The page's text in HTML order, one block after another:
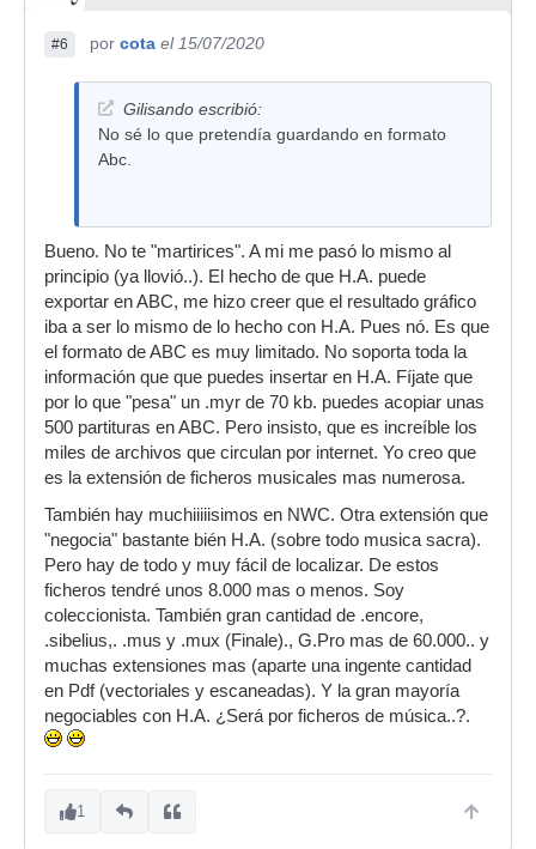
#6 por cota el 15/07/2020
Gilisando escribió:
No sé lo que pretendía guardando en formato
Abc.
Bueno. No te "martirices". A mi me pasó lo mismo al
principio (ya llovió..). El hecho de que H.A. puede
exportar en ABC, me hizo creer que el resultado gráfico
iba a ser lo mismo de lo hecho con H.A. Pues nó. Es que
el formato de ABC es muy limitado. No soporta toda la
información que que puedes insertar en H.A. Fíjate que
por lo que "pesa" un .myr de 70 kb. puedes acopiar unas
500 partituras en ABC. Pero insisto, que es increíble los
miles de archivos que circulan por internet. Yo creo que
es la extensión de ficheros musicales mas numerosa.
También hay muchiiiiisimos en NWC. Otra extensión que
"negocia" bastante bién H.A. (sobre todo musica sacra).
Pero hay de todo y muy fácil de localizar. De estos
ficheros tendré unos 8.000 mas o menos. Soy
coleccionista. También gran cantidad de .encore,
.sibelius,. .mus y .mux (Finale)., G.Pro mas de 60.000.. y
muchas extensiones mas (aparte una ingente cantidad
en Pdf (vectoriales y escaneadas). Y la gran mayoría
negociables con H.A. ¿Será por ficheros de música..?.
1